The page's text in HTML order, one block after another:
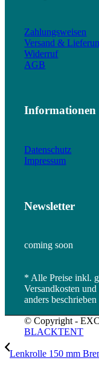
Zahlungsweisen
Versand &
Widerruf
AGB
Informationen
Datenschutz
Impressum
Newsletter
coming soon
* Alle Preise inkl.
Versandkosten
anders beschrieben
© Copyright -
BLACKTENT
Lenkrolle 150 mm